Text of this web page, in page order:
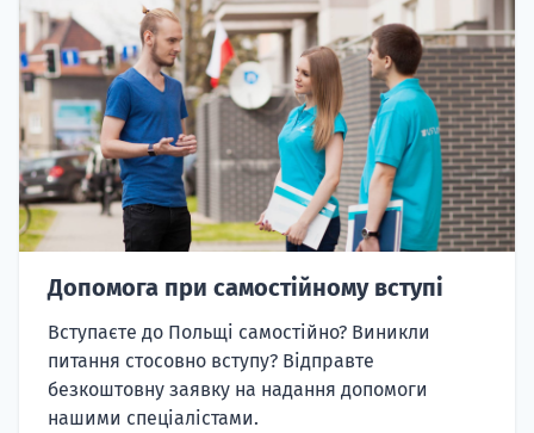
Допомога при самостійному вступі
Вступаєте до Польщі самостійно? Виникли
питання стосовно вступу? Відправте
безкоштовну заявку на надання допомоги
нашими спеціалістами.